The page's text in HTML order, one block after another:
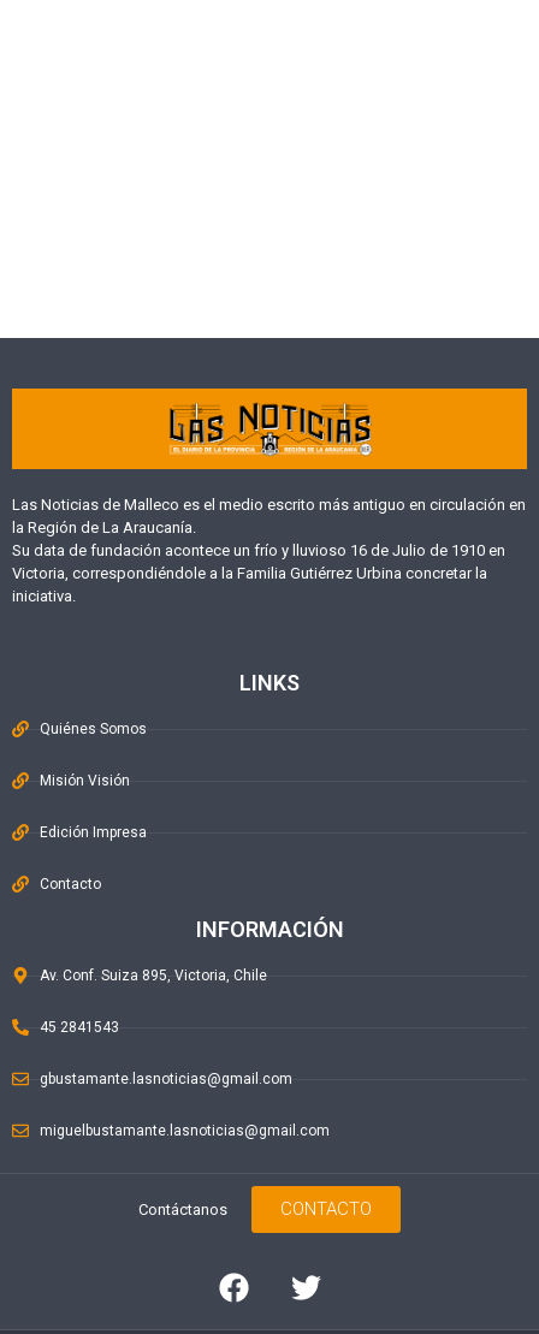
Las Noticias de Malleco es el medio escrito más antiguo en circulación en
la Región de La Araucanía.
Su data de fundación acontece un frío y lluvioso 16 de Julio de 1910 en
Victoria, correspondiéndole a la Familia Gutiérrez Urbina concretar la
iniciativa.
LINKS
Quiénes Somos
Misión Visión
Edición Impresa
Contacto
INFORMACIÓN
Av. Conf. Suiza 895, Victoria, Chile
45 2841543
gbustamante.lasnoticias@gmail.com
miguelbustamante.lasnoticias@gmail.com
Contáctanos CONTACTO